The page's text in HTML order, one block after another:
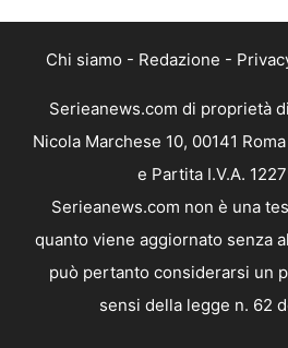
Chi siamo - Redazione -
Serieanews.com di proprietà
Nicola Marchese 10, 00141
e Partita I.V.A.
Serieanews.com non è una
quanto viene aggiornato senza
può pertanto considerarsi un
sensi della legge n. 62